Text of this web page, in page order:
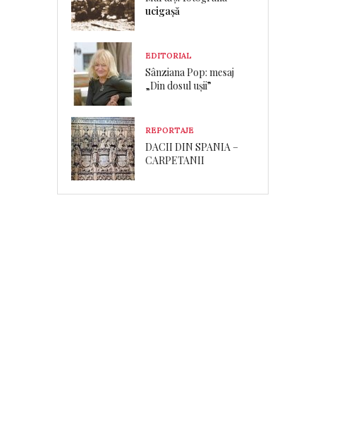
ucigașă
EDITORIAL
Sânziana Pop: mesaj
„Din dosul ușii”
REPORTAJE
DACII DIN SPANIA –
CARPETANII